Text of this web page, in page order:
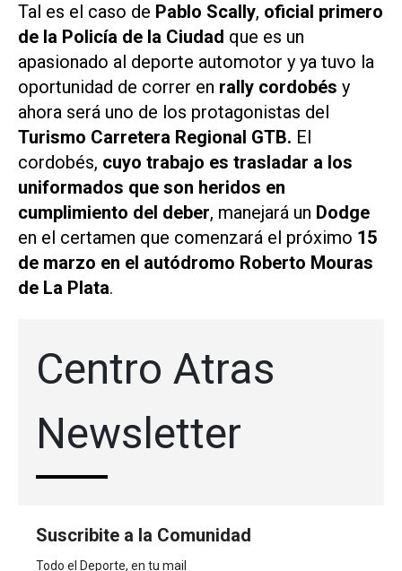
Tal es el caso de Pablo Scally, oficial primero
de la Policía de la Ciudad que es un
apasionado al deporte automotor y ya tuvo la
oportunidad de correr en rally cordobés y
ahora será uno de los protagonistas del
Turismo Carretera Regional GTB. El
cordobés, cuyo trabajo es trasladar a los
uniformados que son heridos en
cumplimiento del deber, manejará un Dodge
en el certamen que comenzará el próximo 15
de marzo en el autódromo Roberto Mouras
de La Plata.